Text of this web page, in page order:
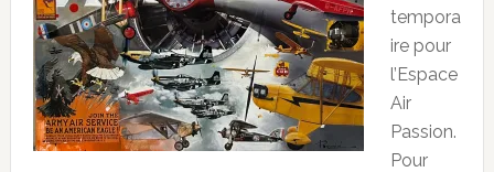
tempora
ire pour
l’Espace
Air
Passion.
Pour